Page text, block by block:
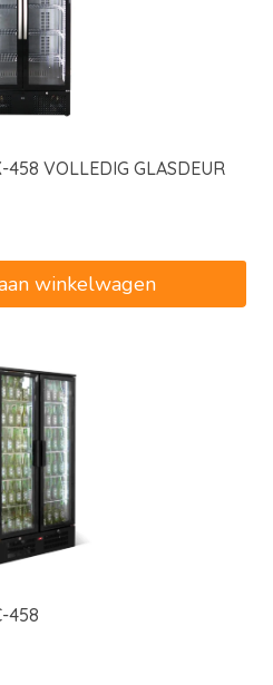
VOLLEDIG GLASDEUR
winkelwagen
458